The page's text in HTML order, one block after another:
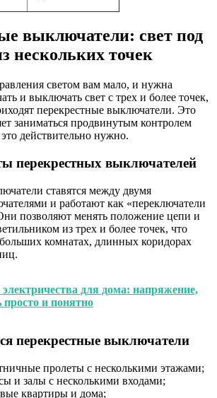
выключатели: свет под
нескольких точек
светом вам мало, и нужна
и выключать свет с трех и более точек,
перекрестные выключатели. Это
заниматься продвинутым контролем
действительно нужно.
перекрестных выключателей
ставятся между двумя
и работают как «переключатели
позволяют менять положение цепи и
из трех и более точек, что
комнатах, длинных коридорах
для дома: напряжение,
и понятно
перекрестные выключатели
пролеты с несколькими этажами;
и залы с несколькими входами;
квартиры и дома;